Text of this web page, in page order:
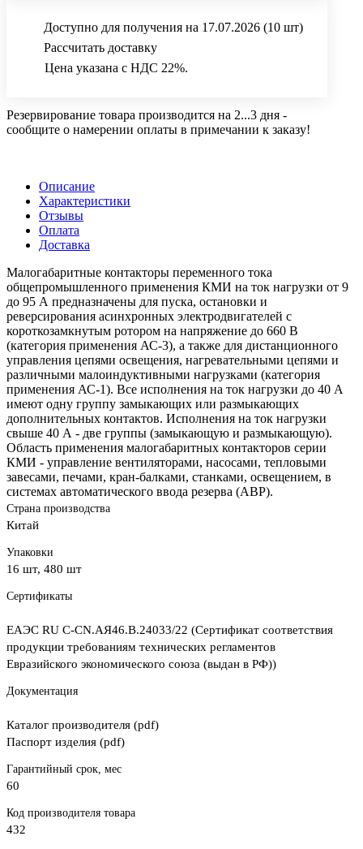
Доступно для получения на 17.07.2026 (10 шт)
Рассчитать доставку
Цена указана с НДС 22%.
Резервирование товара производится на 2...3 дня -
сообщите о намерении оплаты в примечании к заказу!
Описание
Характеристики
Отзывы
Оплата
Доставка
Малогабаритные контакторы переменного тока
общепромышленного применения КМИ на ток нагрузки от 9
до 95 А предназначены для пуска, остановки и
реверсирования асинхронных электродвигателей с
короткозамкнутым ротором на напряжение до 660 В
(категория применения АС-3), а также для дистанционного
управления цепями освещения, нагревательными цепями и
различными малоиндуктивными нагрузками (категория
применения АС-1). Все исполнения на ток нагрузки до 40 А
имеют одну группу замыкающих или размыкающих
дополнительных контактов. Исполнения на ток нагрузки
свыше 40 А - две группы (замыкающую и размыкающую).
Область применения малогабаритных контакторов серии
КМИ - управление вентиляторами, насосами, тепловыми
завесами, печами, кран-балками, станками, освещением, в
системах автоматического ввода резерва (АВР).
Страна производства
Китай
Упаковки
16 шт, 480 шт
Сертификаты
ЕАЭС RU С-CN.АЯ46.В.24033/22 (Сертификат соответствия
продукции требованиям технических регламентов
Евразийского экономического союза (выдан в РФ))
Документация
Каталог производителя (pdf)
Паспорт изделия (pdf)
Гарантийный срок, мес
60
Код производителя товара
432